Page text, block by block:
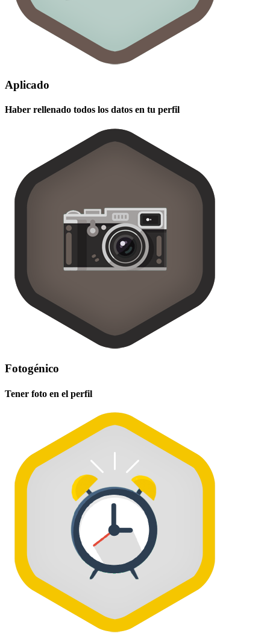
Aplicado
Haber rellenado todos los datos en tu perfil
Fotogénico
Tener foto en el perfil